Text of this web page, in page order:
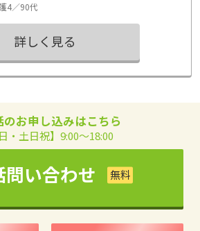
4／90代
詳しく見る
のお申し込みはこちら
日・土日祝】9:00～18:00
問い合わせ